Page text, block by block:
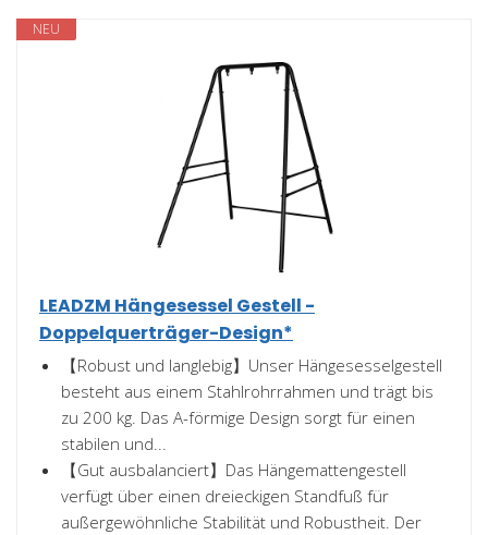
NEU
LEADZM Hängesessel Gestell -
Doppelquerträger-Design*
【Robust und langlebig】Unser Hängesesselgestell
besteht aus einem Stahlrohrrahmen und trägt bis
zu 200 kg. Das A-förmige Design sorgt für einen
stabilen und...
【Gut ausbalanciert】Das Hängemattengestell
verfügt über einen dreieckigen Standfuß für
außergewöhnliche Stabilität und Robustheit. Der